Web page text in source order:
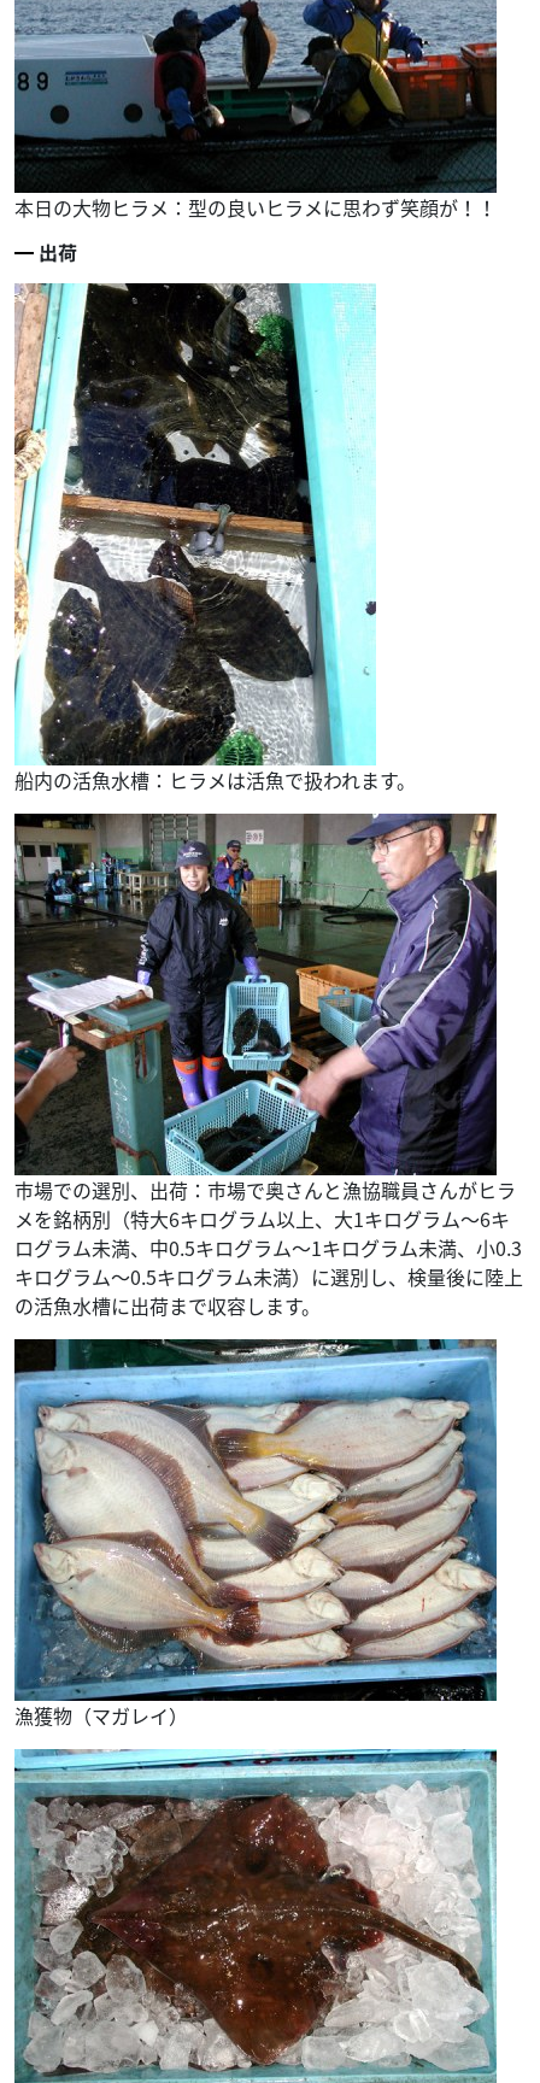
本日の大物ヒラメ：型の良いヒラメに思わず笑顔が！！
出荷
船内の活魚水槽：ヒラメは活魚で扱われます。
市場での選別、出荷：市場で奥さんと漁協職員さんがヒラ
メを銘柄別（特大6キログラム以上、大1キログラム～6キ
ログラム未満、中0.5キログラム～1キログラム未満、小0.3
キログラム～0.5キログラム未満）に選別し、検量後に陸上
の活魚水槽に出荷まで収容します。
漁獲物（マガレイ）